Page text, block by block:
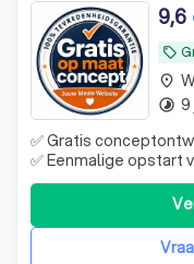
local_offer
9,6
✅ Gratis
✅ Eenmalige opstart vanaf €500 + €39 per
(excl. BTW) ✅ Alles
updates,
place
timelapse 9